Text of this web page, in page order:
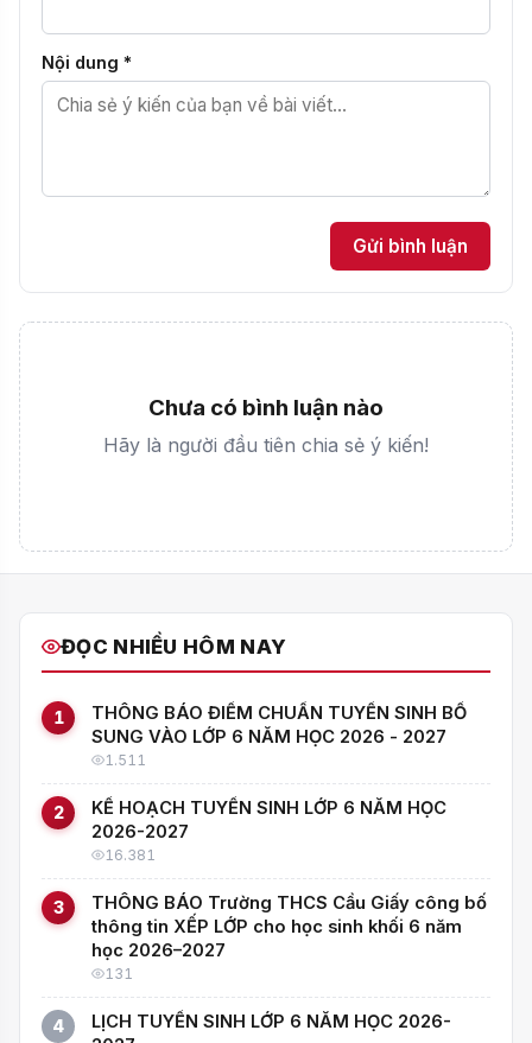
BÌNH LUẬN (0)
Tên của bạn *
Email (không bắt buộc)
Gửi bình luận
Chưa có bình luận nào
Hãy là người đầu tiên chia sẻ ý kiến!
ĐỌC NHIỀU HÔM NAY